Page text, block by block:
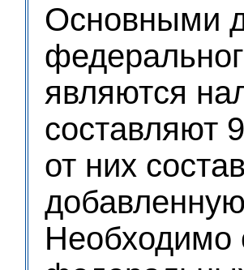
Основными
являются
составляют
от них
Необходимо